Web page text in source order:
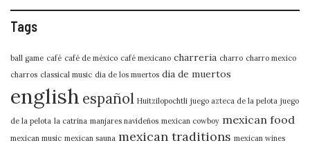
Tags
ball game café café de méxico café mexicano charreria charro charro mexico
charros classical music dia de los muertos dia de muertos
english español Huitzilopochtli juego azteca de la pelota juego
de la pelota la catrina manjares navideños mexican cowboy mexican food
mexican music mexican sauna mexican traditions mexican wines